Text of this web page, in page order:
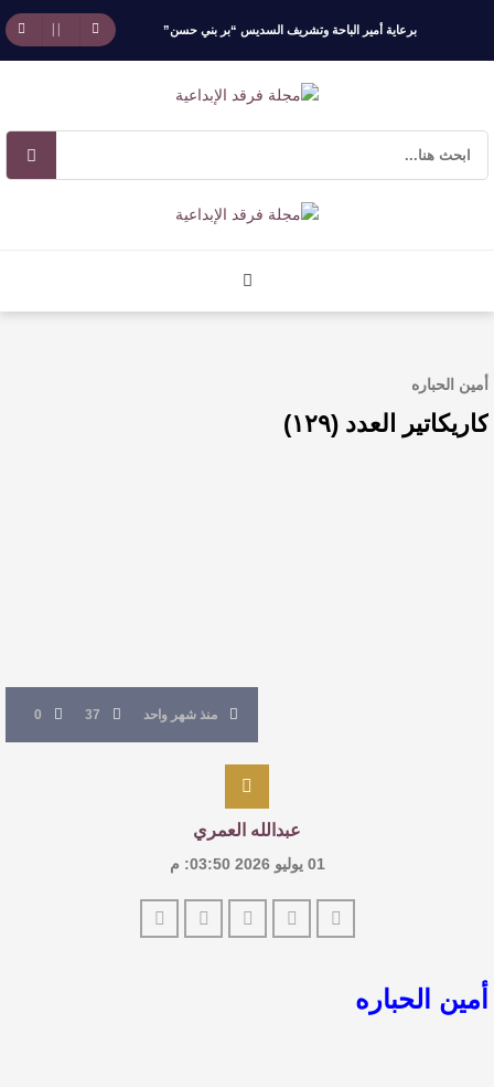
برعاية أمير الباحة وتشريف السديس “بر بني حسن”
تكرّم الفائزين بجائزة “رواد العمل التطوعي 4”
جائزة المهندس زياد الزهراني للتفوق العلمي تكرّم
أمين الحباره
كاريكاتير العدد (١٢٩)
منذ شهر واحد 37
0
عبدالله العمري
01 يوليو 2026 03:50: م
أمين الحباره